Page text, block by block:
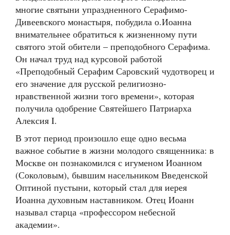
многие святыни упраздненного Серафимо-
Дивеевского монастыря, побудила о.Иоанна
внимательнее обратиться к жизненному пути
святого этой обители – преподобного Серафима.
Он начал труд над курсовой работой
«Преподобный Серафим Саровский чудотворец и
его значение для русской религиозно-
нравственной жизни того времени», которая
получила одобрение Святейшего Патриарха
Алексия I.
В этот период произошло еще одно весьма
важное событие в жизни молодого священника: в
Москве он познакомился с игуменом Иоанном
(Соколовым), бывшим насельником Введенской
Оптиной пустыни, который стал для иерея
Иоанна духовным наставником. Отец Иоанн
называл старца «профессором небесной
академии».